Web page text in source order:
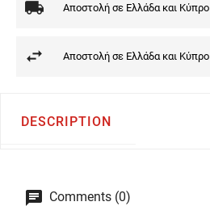
Αποστολή σε Ελλάδα και Κύπρο
Αποστολή σε Ελλάδα και Κύπρο
DESCRIPTION
Comments (0)